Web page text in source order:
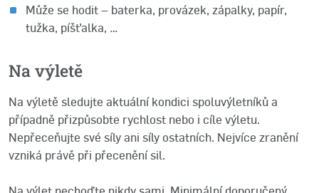
Může se hodit – baterka, provázek, zápalky, papír,
tužka, píšťalka, …
Na výletě
Na výletě sledujte aktuální kondici spoluvýletníků a
případně přizpůsobte rychlost nebo i cíle výletu.
Nepřeceňujte své síly ani síly ostatních. Nejvíce zranění
vzniká právě při přecenění sil.